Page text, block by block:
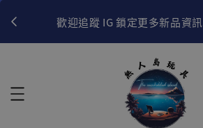
歡迎追蹤 IG 鎖定更多新品資訊